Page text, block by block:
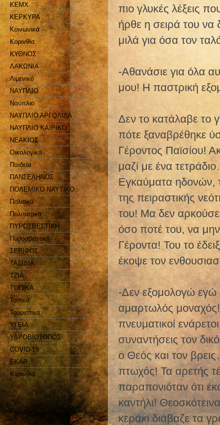
πιο γλυκές λέξεις
ήρθε η σειρά του να
μιλά για όσα τον
-Αθανάσιε για όλα
μου! Η παστρική
Δεν το κατάλαβε το
πότε ξαναβρέθηκε
Γέροντος Παϊσίου!
μαζί με ένα
Εγκαύματα ηδονών,
της πειραστικής
του! Μα δεν
όσο ποτέ του, να
Γέροντα! Του το
έκοψε τον
-Δεν εξομολογώ εγώ
αμαρτωλός
πνευματικοί
συναντήσεις τον
ο Θεός και τον
πτωχός! Τα αρετής
παραπονιόταν ότι
καντήλι!
κεράκι διάβαζε τα
ΚΕΜΧ
ΚΕΡΚΥΡΑ
Κοινωνικά
Κορινθία
ΚΥΘΝΟΣ
ΛΑΚΩΝΙΑ
Λιμενικό
ΝΑΥΠΛΙΟ
Ναύπλιο
ΝΑΥΠΛΙΟ ΑΡΓΟΛΙΔΑ
ΝΑΥΠΛΙΟ ΚΑΙΡΙΚΟ
ΝΕΑΚΙΟΣ
Οικολογικά
Παιδεία
ΠΑΝΣΕΛΗΝΟΣ
ΠΟΛΕΜΙΚΟ ΝΑΥΤΙΚΟ
Πολιτικά
Πολιτιστικά
ΠΥΡΟΣΒΕΣΤΙΚΗ
Πυροσβεστική
ΣΕΡΙΦΟΣ
ΤΑΞΙΔΙΑ
ΤΖΙΑ
ΤΟΠΙΚΑ
Τοπικά
Τουριστικά
ΥΓΕΙΑ
ΥΔΡΟΒΙΟΤΟΠΟΣ
COVID-19
EKAB
Kορινθία